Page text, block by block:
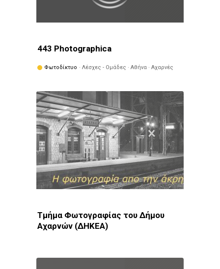
443 Photographica
Φωτοδίκτυο · Λέσχες - Ομάδες · Αθήνα · Αχαρνές
Τμήμα Φωτογραφίας του Δήμου
Αχαρνών (ΔΗΚΕΑ)